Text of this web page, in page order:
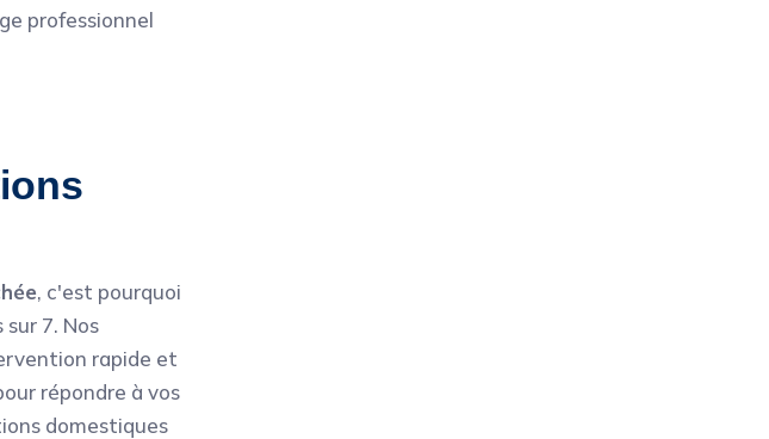
professionnel
, c'est pourquoi
7. Nos
rapide et
répondre à vos
domestiques